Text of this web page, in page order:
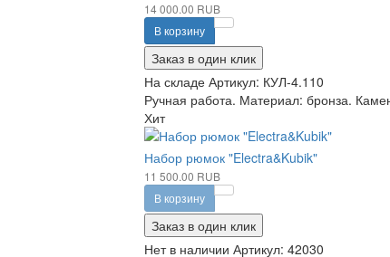
14 000.00 RUB
В корзину
Заказ в один клик
На складе Артикул: КУЛ-4.110
Ручная работа. Материал: бронза.
Хит
Набор рюмок "Electra&Kubik"
11 500.00 RUB
В корзину
Заказ в один клик
Нет в наличии Артикул: 42030